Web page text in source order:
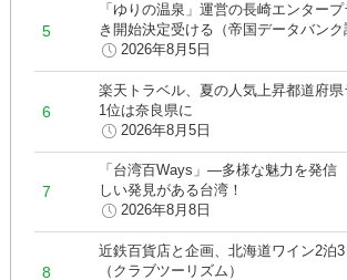
「ゆりの温泉」運営の長崎エンター
き開始決定受ける（帝国データバンク
2026年8月5日
楽天トラベル、夏の人気上昇都道府
1位は奈良県に
2026年8月5日
「台湾百Ways」―多様な魅力を発
しい発見がある台湾！
2026年8月8日
近鉄百貨店と企画、北海道ワイン2泊
（クラブツーリズム）